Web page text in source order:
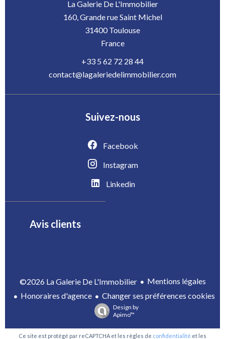
La Galerie De L'Immobilier
160, Grande rue Saint Michel
31400Toulouse
France
+33 5 62 72 28 44
contact@lagaleriedelimmobilier.com
Suivez-nous
Facebook
Instagram
Linkedin
Avis clients
©2026 La Galerie De L'Immobilier
Mentions légales
Honoraires d'agence
Changer ses préférences cookies
Design by
Apimo™
Ce site est protégé par reCAPTCHA et les règles de confidentialité et les